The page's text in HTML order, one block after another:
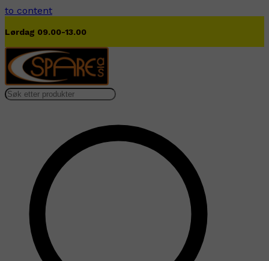
to content
Lørdag 09.00-13.00